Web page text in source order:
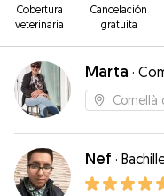
Cobertura
veterinaria
Cancelación
gratuita
Marta ·
Cornellà
Nef ·